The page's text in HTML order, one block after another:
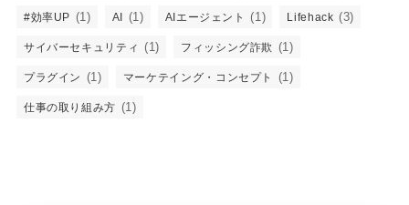
#効率UP (1) AI (1) AIエージェント (1) Lifehack (3)
サイバーセキュリティ (1) フィッシング詐欺 (1)
プラグイン (1) マーケテイング・コンセプト (1)
仕事の取り組み方 (1)